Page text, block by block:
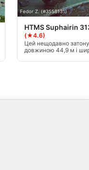
Fedor Z. (#3558131)
HTMS Suphairin
(★4.6)
Цей нещодавно
довжиною 44,9 м і
є швидкісним
інженерною
content
sources